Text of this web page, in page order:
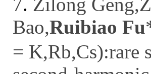
Bao,Ruibiao Fu
= K,Rb,Cs):rare